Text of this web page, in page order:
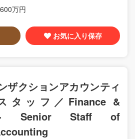
万円
お気に入り保存
ザクションアカウンティ
タッフ／Finance &
- Senior Staff of